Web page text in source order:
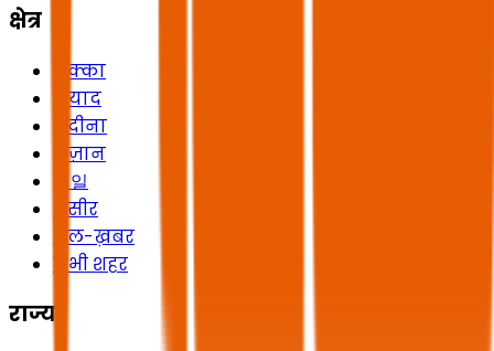
क्षेत्र
मक्का
रियाद
मदीना
जज़ान
헤일
असीर
अल-ख़बर
सभी शहर
राज्य